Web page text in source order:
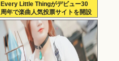
Every Little Thingがデビュー30
周年で楽曲人気投票サイトを開設
俺はもちろんFace the Changeに
入れてきたぞ